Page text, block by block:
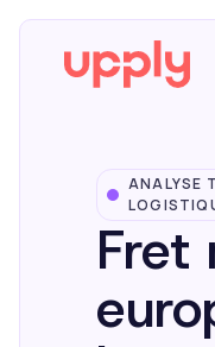
Plateforme
ANALYSE
Fret